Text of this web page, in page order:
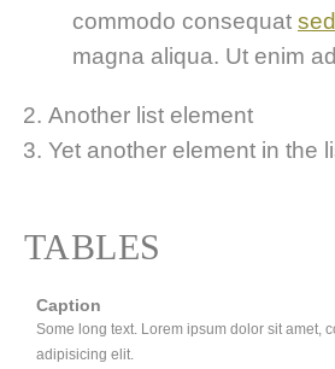
commodo consequat
magna aliqua. Ut enim
Another list element
Yet another element in the
TABLES
Caption
Some long text. Lorem ipsum dolor sit amet,
adipisicing elit.